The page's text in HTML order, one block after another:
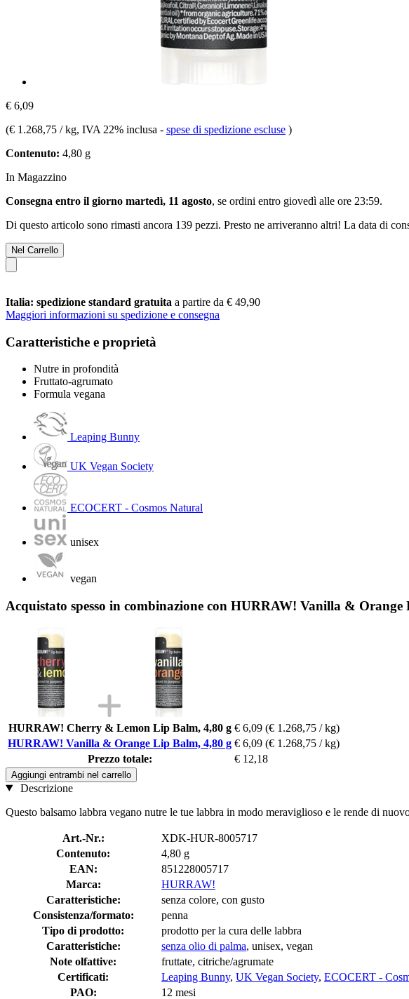
€ 6,09
(€ 1.268,75 / kg, IVA 22% inclusa - spese di spedizione escluse )
Contenuto: 4,80 g
In Magazzino
Consegna entro il giorno martedì, 11 agosto, se ordini entro giovedì alle ore 23:59.
Di questo articolo sono rimasti ancora 139 pezzi. Presto ne arriveranno altri! La data di
Nel Carrello
Italia: spedizione standard gratuita a partire da € 49,90
Maggiori informazioni su spedizione e consegna
Caratteristiche e proprietà
Nutre in profondità
Fruttato-agrumato
Formula vegana
Leaping Bunny
UK Vegan Society
ECOCERT - Cosmos Natural
unisex
vegan
Acquistato spesso in combinazione con HURRAW! Vanilla & Orange
HURRAW! Cherry & Lemon Lip Balm, 4,80 g € 6,09 (€ 1.268,75 / kg)
HURRAW! Vanilla & Orange Lip Balm, 4,80 g € 6,09 (€ 1.268,75 / kg)
Prezzo totale:
€ 12,18
Aggiungi entrambi nel carrello
Descrizione
Questo balsamo labbra vegano nutre le tue labbra in modo meraviglioso e le rende di
Art.-Nr.:
XDK-HUR-8005717
Contenuto:
4,80 g
EAN:
851228005717
Marca:
HURRAW!
Caratteristiche:
senza colore, con gusto
Consistenza/formato:
penna
Tipo di prodotto:
prodotto per la cura delle labbra
Caratteristiche:
senza olio di palma, unisex, vegan
Note olfattive:
fruttate, citriche/agrumate
Certificati:
Leaping Bunny, UK Vegan Society, ECOCERT -
PAO:
12 mesi